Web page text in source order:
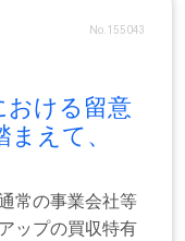
No.155043
おける留意
えて、
常の事業会社等
ップの買収特有